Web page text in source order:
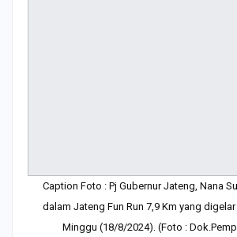
Caption Foto : Pj Gubernur Jateng, Nana
dalam Jateng Fun Run 7,9 Km yang
Minggu (18/8/2024). (Foto :